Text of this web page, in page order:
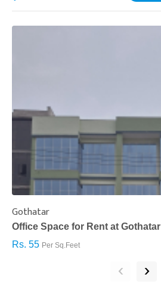
Gothatar
Office Space for Rent at Gothatar
Rs. 55 Per Sq.Feet
‹ ›